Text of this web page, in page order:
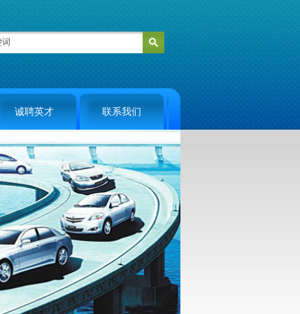
诚聘英才 联系我们